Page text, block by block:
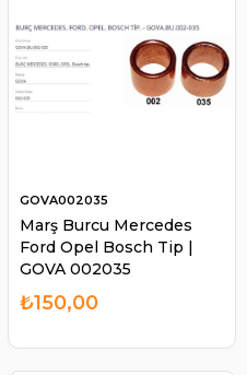
Marş Burcu Mercedes
Ford Opel Bosch Tip |
GOVA 002035
GOVA002035
₺150,00